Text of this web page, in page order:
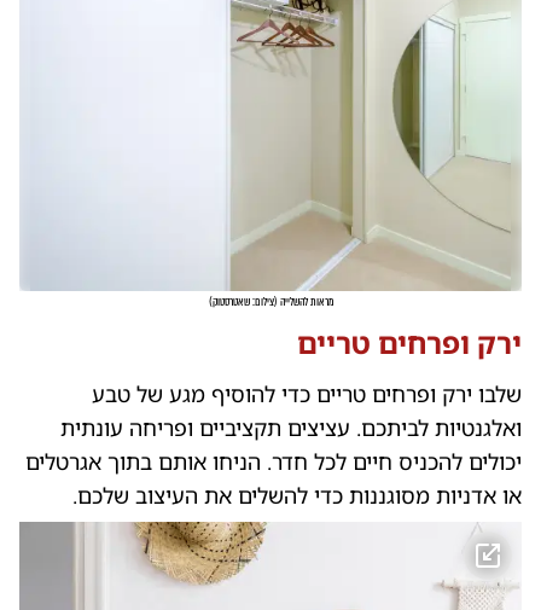
מראות להשלייה (צילום: שאטרסטוק)
ירק ופרחים טריים
שלבו ירק ופרחים טריים כדי להוסיף מגע של טבע
ואלגנטיות לביתכם. עציצים תקציביים ופריחה עונתית
יכולים להכניס חיים לכל חדר. הניחו אותם בתוך אגרטלים
או אדניות מסוגננות כדי להשלים את העיצוב שלכם.